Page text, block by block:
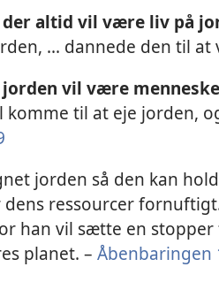
der altid vil være liv på
... dannede den til at
jorden vil være
til at eje jorden,
jorden så den kan
ressourcer
han vil sætte en
planet. – Åbenbaringen